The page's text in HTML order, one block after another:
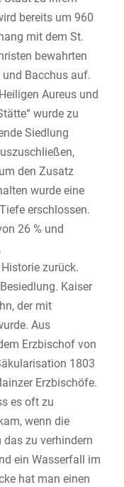
bereits um 960
mit dem St.
bewahrten
Bacchus auf.
Aureus und
wurde zu
Siedlung
den Zusatz
wurde eine
erschlossen.
26 % und
zurück.
Kaiser
der mit
Aus
Erzbischof von
1803
Erzbischöfe.
es oft zu
wenn die
das zu verhindern
ein Wasserfall im
hat man einen